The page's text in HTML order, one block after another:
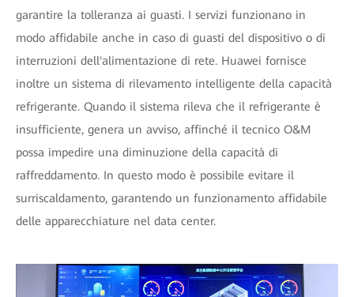
garantire la tolleranza ai guasti. I servizi funzionano in
modo affidabile anche in caso di guasti del dispositivo o di
interruzioni dell'alimentazione di rete. Huawei fornisce
inoltre un sistema di rilevamento intelligente della capacità
refrigerante. Quando il sistema rileva che il refrigerante è
insufficiente, genera un avviso, affinché il tecnico O&M
possa impedire una diminuzione della capacità di
raffreddamento. In questo modo è possibile evitare il
surriscaldamento, garantendo un funzionamento affidabile
delle apparecchiature nel data center.